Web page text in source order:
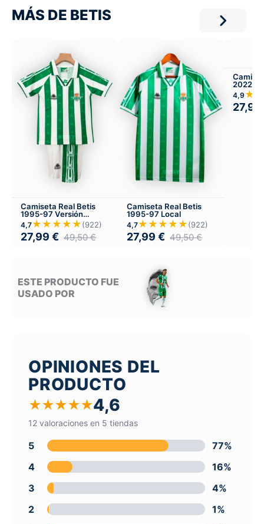
MÁS DE BETIS
Camiseta Real Betis
1995-97 Versión
Infantil Local
4,7★★★★★(922)
27,99 € 49,50€
Camiseta Real Betis
1995-97 Local
4,7★★★★★(922)
27,99 € 49,50€
2022-
4,9
27,99
ESTE PRODUCTO FUE
USADO POR
OPINIONES DEL
PRODUCTO
★★★★★4,6
12 valoraciones en 5 tiendas
5
77%
4
16%
3
4%
2
1%